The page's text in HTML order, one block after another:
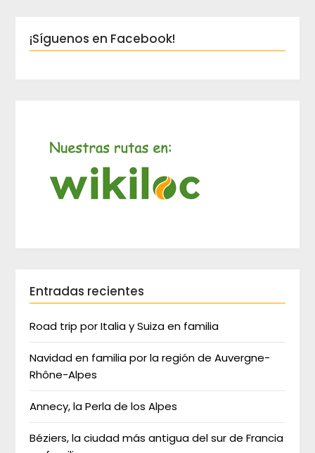
¡Síguenos en Facebook!
Entradas recientes
Road trip por Italia y Suiza en familia
Navidad en familia por la región de Auvergne-
Rhône-Alpes
Annecy, la Perla de los Alpes
Béziers, la ciudad más antigua del sur de Francia